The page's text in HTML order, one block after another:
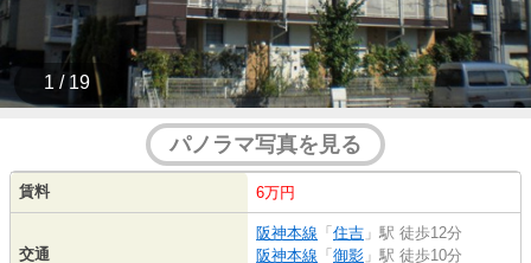
1 / 19
パノラマ写真を見る
賃料 6万円
交通
阪神本線 「 住吉 」駅 徒歩12分
阪神本線 「 御影 」駅 徒歩10分